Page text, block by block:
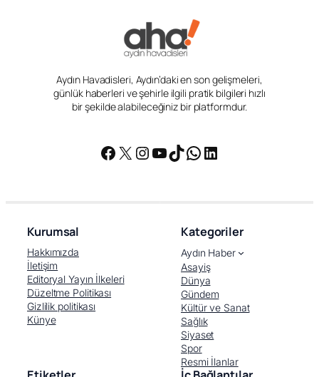
Aydın Havadisleri, Aydın’daki en son gelişmeleri,
günlük haberleri ve şehirle ilgili pratik bilgileri hızlı
bir şekilde alabileceğiniz bir platformdur.
Facebook
X Instagram
YouTube
TikTok
WhatsApp
LinkedIn
Kurumsal
Hakkımızda
İletişim
Editoryal Yayın İlkeleri
Düzeltme Politikası
Gizlilik politikası
Künye
Kategoriler
Aydın Haber
Asayiş
Dünya
Gündem
Kültür ve Sanat
Sağlık
Siyaset
Spor
Resmi İlanlar